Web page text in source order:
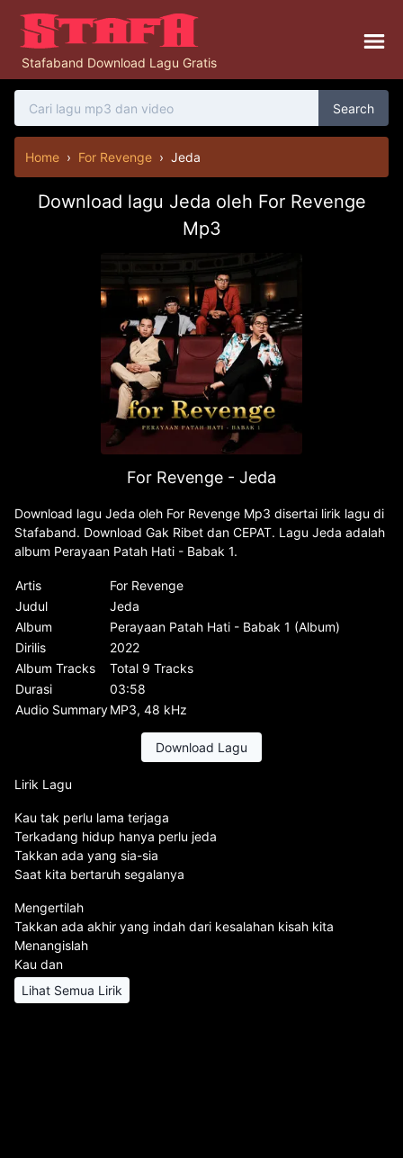
Stafaband Download Lagu Gratis
Search
Home › For Revenge › Jeda
Download lagu Jeda oleh For Revenge
Mp3
For Revenge - Jeda
Download lagu Jeda oleh For Revenge Mp3 disertai lirik lagu di
Stafaband. Download Gak Ribet dan CEPAT. Lagu Jeda adalah
album Perayaan Patah Hati - Babak 1.
Artis
For Revenge
Judul
Jeda
Album
Perayaan Patah Hati - Babak 1 (Album)
Dirilis
2022
Album Tracks
Total 9 Tracks
Durasi
03:58
Audio SummaryMP3, 48 kHz
Download Lagu
Lirik Lagu
Kau tak perlu lama terjaga
Terkadang hidup hanya perlu jeda
Takkan ada yang sia-sia
Saat kita bertaruh segalanya
Mengertilah
Takkan ada akhir yang indah dari kesalahan kisah kita
Menangislah
Kau dan
Lihat Semua Lirik